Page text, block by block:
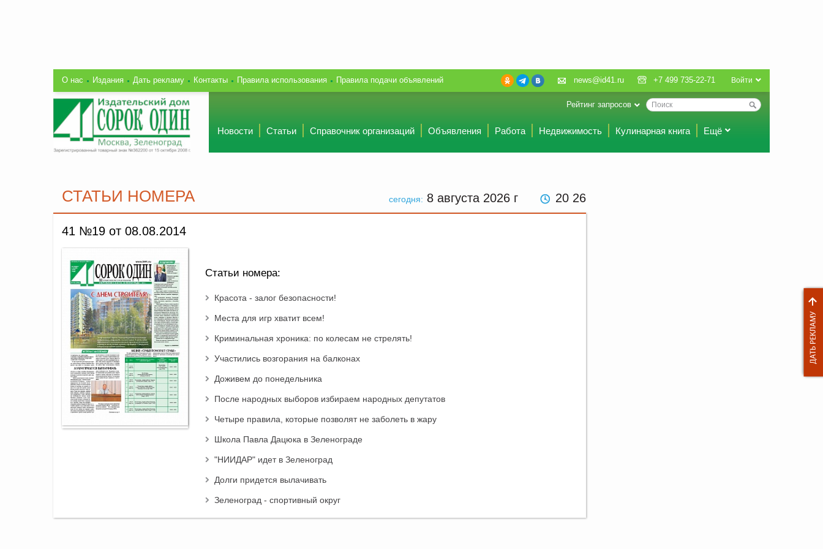
О нас Издания Дать рекламу Контакты Правила использования Правила подачи объявлений Войти
news@id41.ru +7 499 735-22-71
Рейтинг запросов
Новости Статьи Справочник организаций Объявления Работа Недвижимость Кулинарная книга Ещё
сегодня: 8 августа 2026 г 20 26
СТАТЬИ НОМЕРА
41 №19 от 08.08.2014
Статьи номера:
Красота - залог безопасности!
Места для игр хватит всем!
Криминальная хроника: по колесам не стрелять!
Участились возгорания на балконах
Доживем до понедельника
После народных выборов избираем народных депутатов
Четыре правила, которые позволят не заболеть в жару
Школа Павла Дацюка в Зеленограде
"НИИДАР" идет в Зеленоград
Долги придется вылачивать
Зеленоград - спортивный округ